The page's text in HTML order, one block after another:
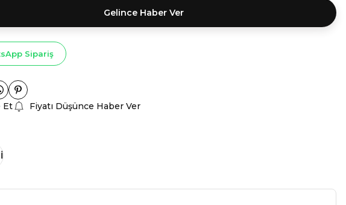
Gelince Haber Ver
Sipariş
Et Fiyatı Düşünce Haber Ver